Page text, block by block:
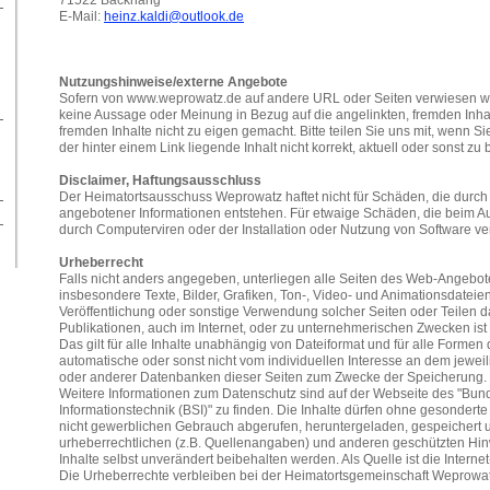
E-Mail: heinz.kaldi@outlook.de
Nutzungshinweise/externe Angebote
Sofern von www.weprowatz.de auf andere URL oder Seiten verwiesen
keine Aussage oder Meinung in Bezug auf die angelinkten, fremden
fremden Inhalte nicht zu eigen gemacht. Bitte teilen Sie uns mit, wenn
der hinter einem Link liegende Inhalt nicht korrekt, aktuell oder sonst zu
Disclaimer, Haftungsausschluss
Der Heimatortsausschuss Weprowatz haftet nicht für Schäden, die
angebotener Informationen entstehen. Für etwaige Schäden, die beim
durch Computerviren oder der Installation oder Nutzung von Software
Urheberrecht
Falls nicht anders angegeben, unterliegen alle Seiten des Web-
insbesondere Texte, Bilder, Grafiken, Ton-, Video- und
Veröffentlichung oder sonstige Verwendung solcher Seiten oder Teilen
Publikationen, auch im Internet, oder zu unternehmerischen Zwecken
Das gilt für alle Inhalte unabhängig von Dateiformat und für alle
automatische oder sonst nicht vom individuellen Interesse an dem
oder anderer Datenbanken dieser Seiten zum Zwecke der Speicherung.
Weitere Informationen zum Datenschutz sind auf der Webseite des
Informationstechnik (BSI)" zu finden. Die Inhalte dürfen ohne
nicht gewerblichen Gebrauch abgerufen, heruntergeladen, gespeichert
urheberrechtlichen (z.B. Quellenangaben) und anderen geschützten
Inhalte selbst unverändert beibehalten werden. Als Quelle ist die
Die Urheberrechte verbleiben bei der Heimatortsgemeinschaft